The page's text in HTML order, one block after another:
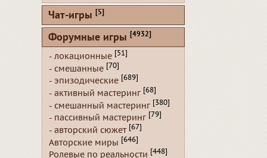
Чат-игры [5]
Форумные игры [4932]
- локационные [51]
- смешанные [70]
- эпизодические [689]
- активный мастеринг [68]
- смешанный мастеринг [380]
- пассивный мастеринг [79]
- авторский сюжет [67]
Авторские миры [646]
Ролевые по реальности [448]